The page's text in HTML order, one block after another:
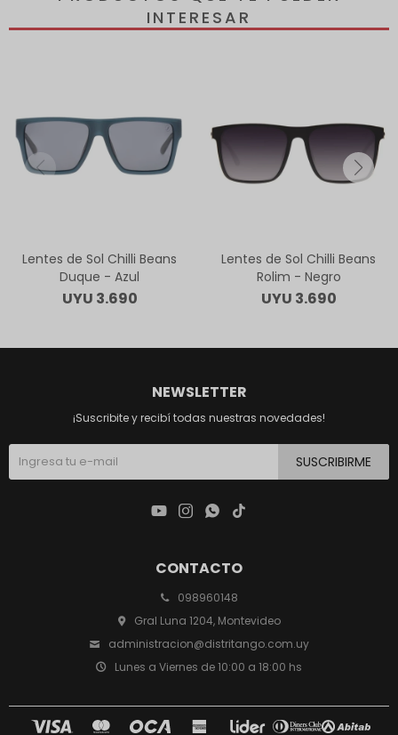
INTERESAR
Lentes de Sol Chilli Beans
Duque - Azul
UYU 3.690
Lentes de Sol Chilli Beans
Rolim - Negro
UYU 3.690
CONTACTO
098960148
Gral Luna 1204, Montevideo
administracion@distritango.com.uy
Lunes a Viernes de 10:00 a 18:00 hs
NEWSLETTER
¡Suscribite y recibí todas nuestras novedades!
SUSCRIBIRME
   